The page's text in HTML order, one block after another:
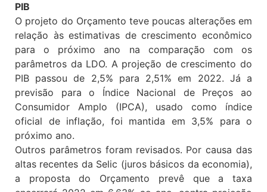
PIB
O projeto do Orçamento teve poucas alterações em
relação às estimativas de crescimento econômico
para o próximo ano na comparação com os
parâmetros da LDO. A projeção de crescimento do
PIB passou de 2,5% para 2,51% em 2022. Já a
previsão para o Índice Nacional de Preços ao
Consumidor Amplo (IPCA), usado como índice
oficial de inflação, foi mantida em 3,5% para o
próximo ano.
Outros parâmetros foram revisados. Por causa das
altas recentes da Selic (juros básicos da economia),
a proposta do Orçamento prevê que a taxa